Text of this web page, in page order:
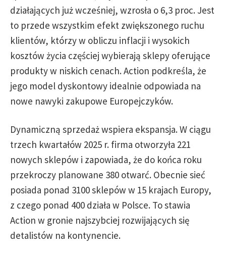
działających już wcześniej, wzrosła o 6,3 proc. Jest
to przede wszystkim efekt zwiększonego ruchu
klientów, którzy w obliczu inflacji i wysokich
kosztów życia częściej wybierają sklepy oferujące
produkty w niskich cenach. Action podkreśla, że
jego model dyskontowy idealnie odpowiada na
nowe nawyki zakupowe Europejczyków.
Dynamiczną sprzedaż wspiera ekspansja. W ciągu
trzech kwartałów 2025 r. firma otworzyła 221
nowych sklepów i zapowiada, że do końca roku
przekroczy planowane 380 otwarć. Obecnie sieć
posiada ponad 3100 sklepów w 15 krajach Europy,
z czego ponad 400 działa w Polsce. To stawia
Action w gronie najszybciej rozwijających się
detalistów na kontynencie.